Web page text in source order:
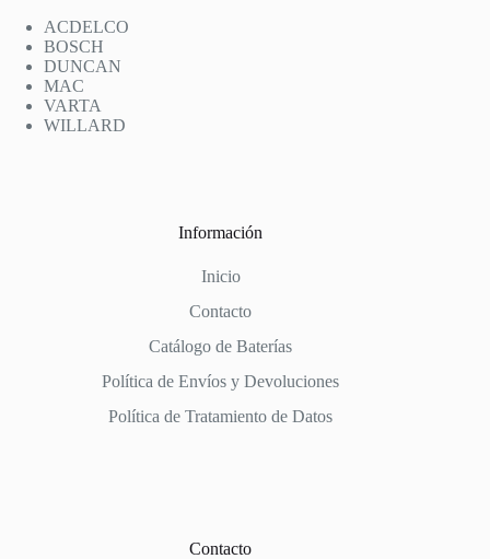
ACDELCO
BOSCH
DUNCAN
MAC
VARTA
WILLARD
Información
Inicio
Contacto
Catálogo de Baterías
Política de Envíos y Devoluciones
Política de Tratamiento de Datos
Contacto